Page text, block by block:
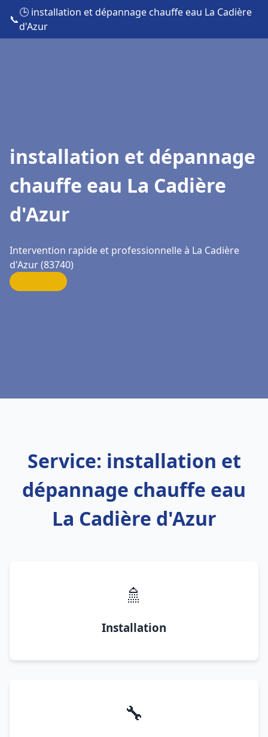
📞
🕒 installation et dépannage chauffe eau La Cadière
d'Azur
installation et dépannage
chauffe eau La Cadière
d'Azur
Intervention rapide et professionnelle à La Cadière
d'Azur (83740)
Service: installation et
dépannage chauffe eau
La Cadière d'Azur
🚿
Installation
🔧